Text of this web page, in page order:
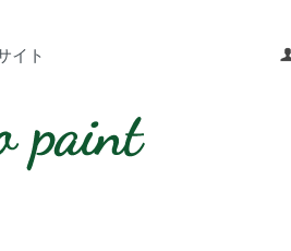
イト